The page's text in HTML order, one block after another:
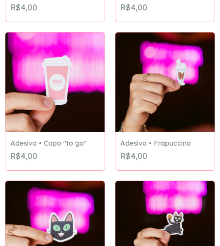
R$4,00 R$4,00
Adesivo • Copo "to go"
R$4,00
Adesivo • Frapuccino
R$4,00